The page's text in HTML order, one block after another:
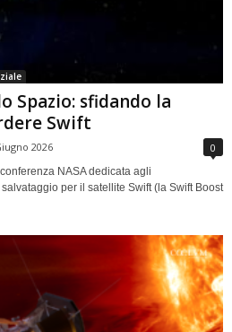
Spazio: sfidando la
Swift
2026 0
NASA dedicata agli
per il satellite Swift (la Swift Boost